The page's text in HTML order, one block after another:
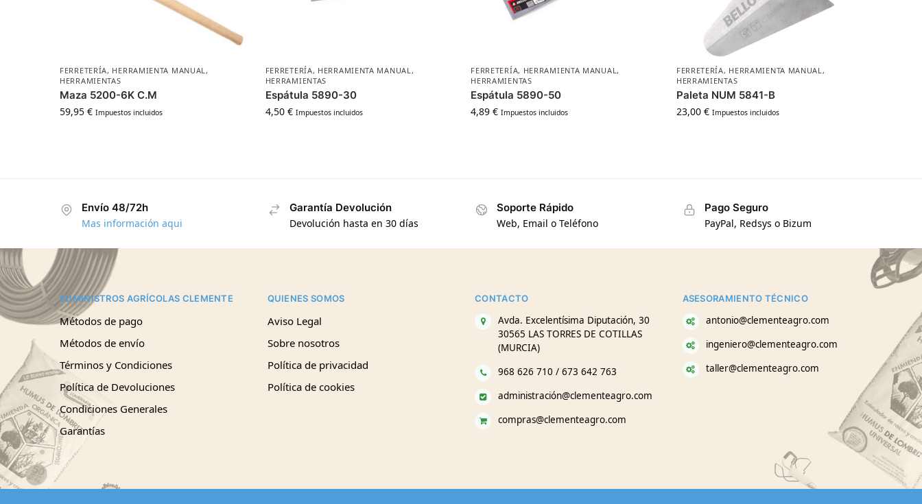
FERRETERÍA, HERRAMIENTA MANUAL,
HERRAMIENTAS
Maza 5200-6K C.M
59,95€ Impuestos incluidos
FERRETERÍA, HERRAMIENTA MANUAL,
HERRAMIENTAS
Espátula 5890-30
4,50 € Impuestos incluidos
FERRETERÍA, HERRAMIENTA MANUAL,
HERRAMIENTAS
Espátula 5890-50
4,89€ Impuestos incluidos
FERRETERÍA, HERRAMIENTA MANUAL,
HERRAMIENTAS
Paleta NUM 5841-B
23,00 € Impuestos incluidos
Envío 48/72h
Mas información aqui
Garantía Devolución
Devolución hasta en 30 días
Soporte Rápido
Web, Email o Teléfono
Pago Seguro
PayPal, Redsys o Bizum
SUMINISTROS AGRÍCOLAS CLEMENTE
Métodos de pago
Métodos de envío
Términos y Condiciones
Política de Devoluciones
Condiciones Generales
Garantías
QUIENES SOMOS
Aviso Legal
Sobre nosotros
Política de privacidad
Política de cookies
CONTACTO
Avda. Excelentísima Diputación, 30
30565 LAS TORRES DE COTILLAS
(MURCIA)
968 626 710 / 673 642 763
administración@clementeagro.com
compras@clementeagro.com
ASESORAMIENTO TÉCNICO
antonio@clementeagro.com
ingeniero@clementeagro.com
taller@clementeagro.com